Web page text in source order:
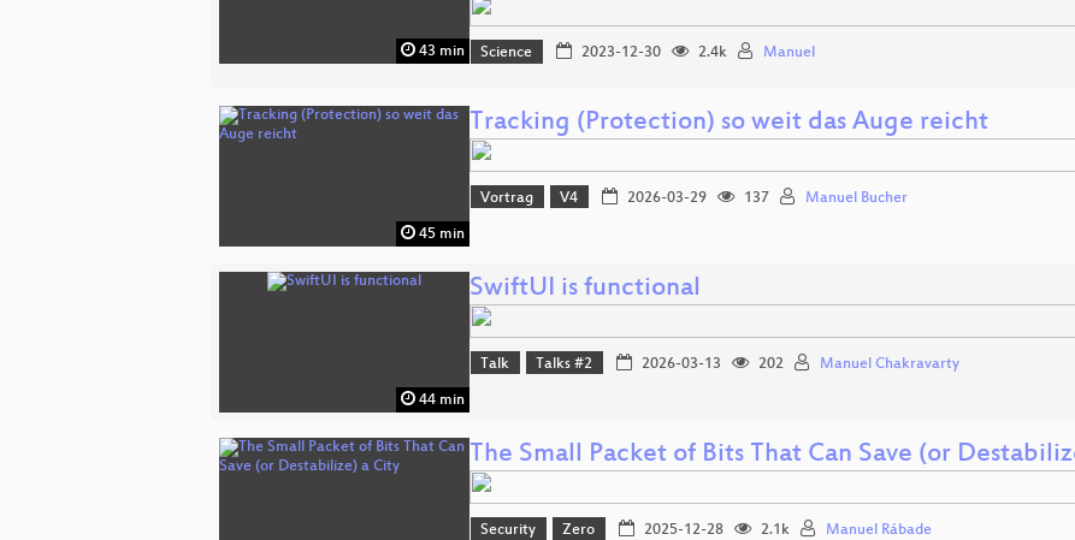
43 min Science 2023-12-30 2.4k Manuel
45 min
Tracking (Protection) so weit das Auge reicht
Vortrag V4 2026-03-29 137 Manuel Bucher
44 min
SwiftUI is functional
Talk Talks #2 2026-03-13 202 Manuel Chakravarty
The Small Packet of Bits That Can Save (or
Security Zero 2025-12-28 2.1k Manuel Rábade